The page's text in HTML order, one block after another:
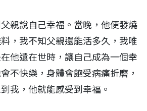
親說自己幸福。當晚，他便發燒
，我不知父親還能活多久，我唯
他還在世時，讓自己成為一個幸
不快樂，身體會飽受病痛折磨，
我，他就能感受到幸福。